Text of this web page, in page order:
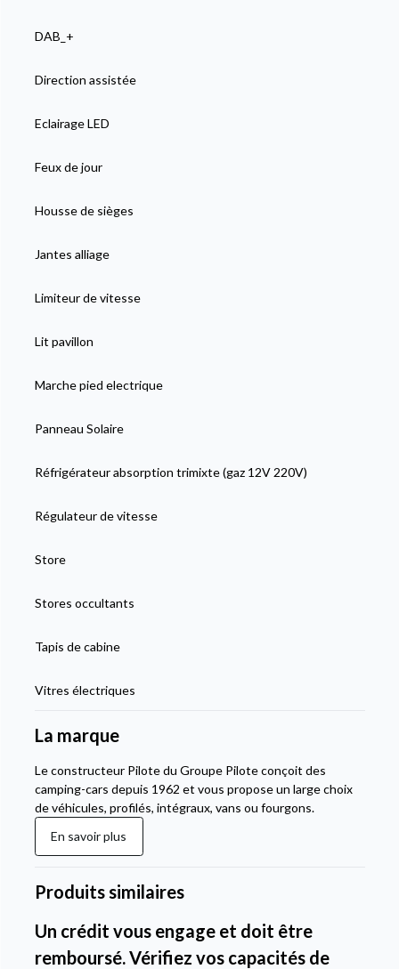
DAB_+
Direction assistée
Eclairage LED
Feux de jour
Housse de sièges
Jantes alliage
Limiteur de vitesse
Lit pavillon
Marche pied electrique
Panneau Solaire
Réfrigérateur absorption trimixte (gaz 12V 220V)
Régulateur de vitesse
Store
Stores occultants
Tapis de cabine
Vitres électriques
La marque
Le constructeur Pilote du Groupe Pilote conçoit des
camping-cars depuis 1962 et vous propose un large choix
de véhicules, profilés, intégraux, vans ou fourgons.
En savoir plus
Produits similaires
Un crédit vous engage et doit être
remboursé. Vérifiez vos capacités de